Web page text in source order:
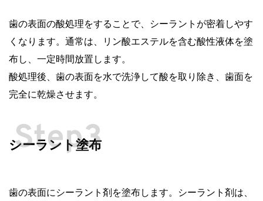
歯の表面の酸処理をすることで、シーラントが密着しやす
くなります。通常は、リン酸エステルを含む酸性液体を塗
布し、一定時間放置します。
酸処理後、歯の表面を水で洗浄して酸を取り除き、歯面を
完全に乾燥させます。
シーラント塗布
Step3
歯の表面にシーラント剤を塗布します。シーラント剤は、